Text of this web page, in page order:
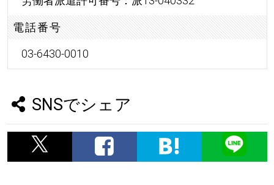
電話番号
03-6430-0010
SNSでシェア